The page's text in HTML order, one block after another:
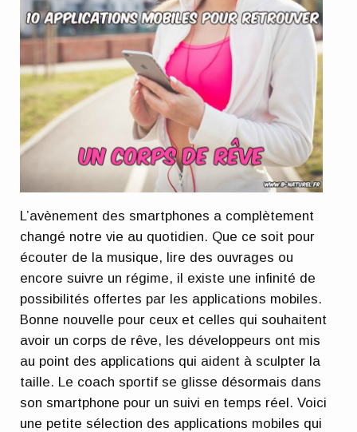
L’avènement des smartphones a complètement
changé notre vie au quotidien. Que ce soit pour
écouter de la musique, lire des ouvrages ou
encore suivre un régime, il existe une infinité de
possibilités offertes par les applications mobiles.
Bonne nouvelle pour ceux et celles qui souhaitent
avoir un corps de rêve, les développeurs ont mis
au point des applications qui aident à sculpter la
taille. Le coach sportif se glisse désormais dans
son smartphone pour un suivi en temps réel. Voici
une petite sélection des applications mobiles qui